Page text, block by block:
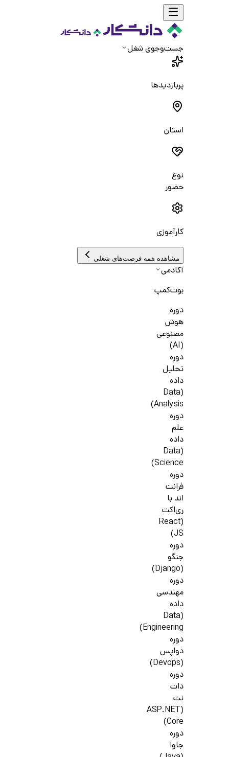
جست‌و‌جوی شغل
پربازدیدها
استان
نوع
حضور
کارآموزی
مشاهده همه فرصت‌های شغلی
آکادمی
بوت‌کمپ
دوره
هوش
مصنوعی
(AI)
دوره
تحلیل
داده
(Data
Analysis)
دوره
علم
داده
(Data
Science)
دوره
فرانت
اند با
ری‌اکت
(React
JS)
دوره
جنگو
(Django)
دوره
مهندسی
داده
(Data
Engineering)
دوره
دواپس
(Devops)
دوره
دات
نت
(ASP.NET
Core)
دوره
جاوا